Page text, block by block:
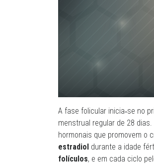
A fase folicular inicia‑se no
menstrual regular de 28
hormonais que promovem o
estradiol durante a idade
folículos, e em cada ciclo